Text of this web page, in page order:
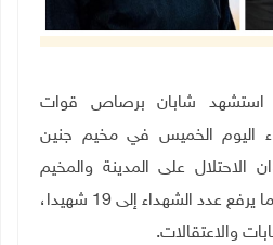
1-2025 وفا- استشهد شابان برصاص قوات
اليوم الخميس في مخيم جنين
الاحتلال على المدينة والمخيم
لليوم العاشر على التوالي، ما يرفع عدد الشهداء إلى 19 شهيدا،
والاعتقالات.